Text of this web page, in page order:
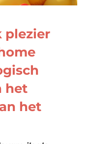
plezier
het
het